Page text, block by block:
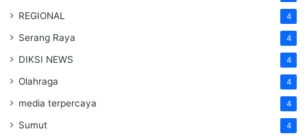
REGIONAL 4
Serang Raya 4
DIKSI NEWS 4
Olahraga 4
media terpercaya 4
Sumut 4